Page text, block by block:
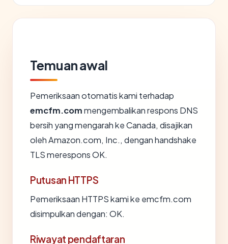
Temuan awal
Pemeriksaan otomatis kami terhadap
emcfm.commengembalikan respons DNS
bersih yang mengarah ke Canada, disajikan
oleh Amazon.com, Inc., dengan handshake
TLS merespons OK.
Putusan HTTPS
Pemeriksaan HTTPS kami ke emcfm.com
disimpulkan dengan: OK.
Riwayat pendaftaran